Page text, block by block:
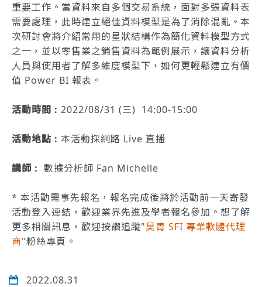
重要工作。當資料來自多個交易系統，面對多張資料表
需要處理，此時建立絕佳資料模型是為了消除混亂。本
次研討會將介紹常用的星狀結構作為簡化資料模型方式
之一，並以零售業之銷售資料為範例展示，讓資料分析
人員與使用者了解多維度模型下，如何更輕鬆建立有價
值 Power BI 報表。
活動時間 : 2022/08/31 (三) 14:00-15:00
活動地點 : 本活動採網路 Live 直播
講師 : 數據分析師 Fan Michelle
* 本活動需事先報名，報名完成後將於活動前一天寄發
活動登入連結，歡迎業界先進及學者報名參加。想了解
更多相關訊息，歡迎按讚追蹤"昊青 SFI 專業軟體代理
商"粉絲專頁。
2022.08.31